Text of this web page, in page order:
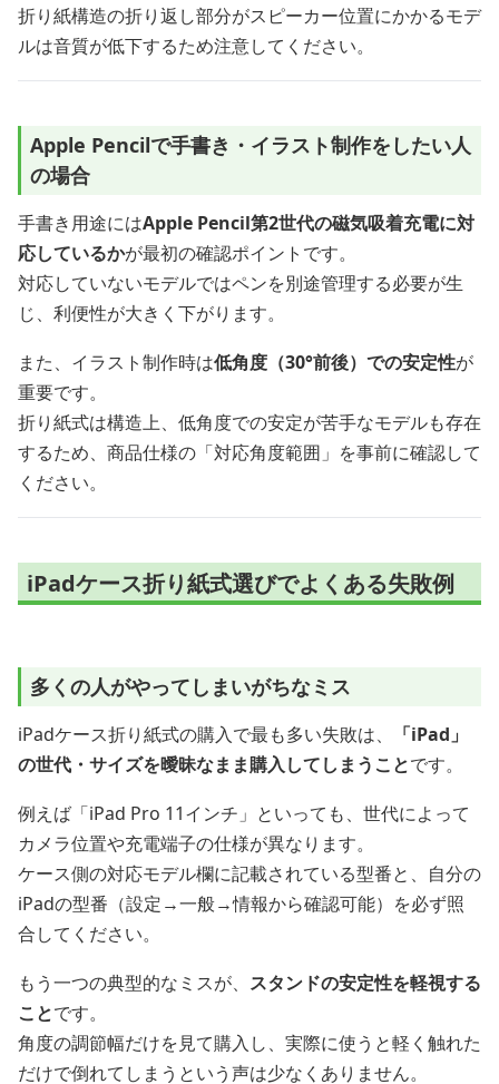
折り紙構造の折り返し部分がスピーカー位置にかかるモデ
ルは音質が低下するため注意してください。
Apple Pencilで手書き・イラスト制作をしたい人
の場合
手書き用途にはApple Pencil第2世代の磁気吸着充電に対
応しているかが最初の確認ポイントです。
対応していないモデルではペンを別途管理する必要が生
じ、利便性が大きく下がります。
また、イラスト制作時は低角度（30°前後）での安定性が
重要です。
折り紙式は構造上、低角度での安定が苦手なモデルも存在
するため、商品仕様の「対応角度範囲」を事前に確認して
ください。
iPadケース折り紙式選びでよくある失敗例
多くの人がやってしまいがちなミス
iPadケース折り紙式の購入で最も多い失敗は、
「iPad」
の世代・サイズを曖昧なまま購入してしまうことです。
例えば「iPad Pro 11インチ」といっても、世代によって
カメラ位置や充電端子の仕様が異なります。
ケース側の対応モデル欄に記載されている型番と、自分の
iPadの型番（設定→一般→情報から確認可能）を必ず照
合してください。
もう一つの典型的なミスが、 スタンドの安定性を軽視する
ことです。
角度の調節幅だけを見て購入し、実際に使うと軽く触れた
だけで倒れてしまうという声は少なくありません。